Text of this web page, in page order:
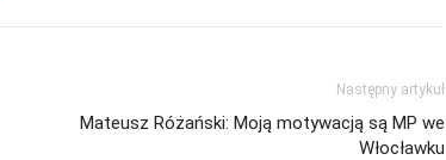
Następny artykuł
Mateusz Różański: Moją motywacją są MP we
Włocławku